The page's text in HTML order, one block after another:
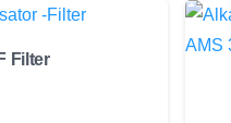
Filter